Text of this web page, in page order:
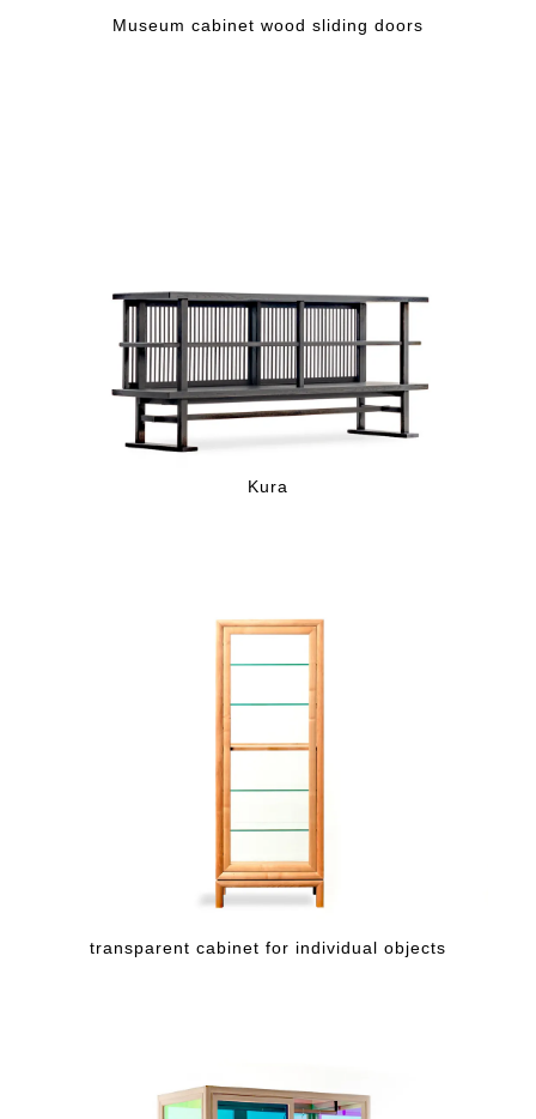
Museum cabinet wood sliding doors
Kura
transparent cabinet for individual objects